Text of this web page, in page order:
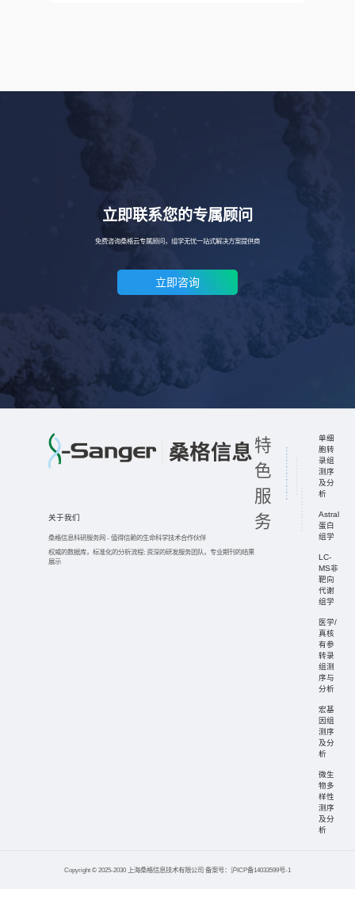
立即联系您的专属顾问
免费咨询桑格云专属顾问，组学无忧一站式解决方案提供商
立即咨询
关于我们
桑格信息科研服务网 - 值得信赖的生命科学技术合作伙伴
权威的数据库，标准化的分析流程; 资深的研发服务团队，专业期刊的结果
展示
特
色
服
务
单细
胞转
录组
测序
及分
析
Astral
蛋白
组学
LC-
MS非
靶向
代谢
组学
医学/
真核
有参
转录
组测
序与
分析
宏基
因组
测序
及分
析
微生
物多
样性
测序
及分
析
Copyright © 2025-2030 上海桑格信息技术有限公司 备案号：沪ICP备14033599号-1